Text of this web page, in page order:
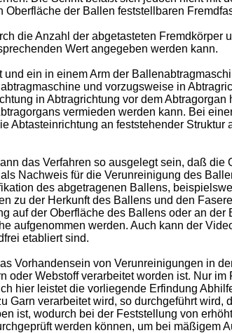
der Ballen feststellbaren
die Anzahl der abgetasteten Fremdkörper
Wert angegeben werden kann.
ein in einem Arm der
und vorzugsweise in
in Abtragrichtung vor dem
vermieden werden kann. Bei
an feststehender Struktur
das Verfahren so ausgelegt sein, daß die
Nachweis für die Verunreinigung des
des abgetragenen Ballens,
zu der Herkunft des Ballens und den
auf der Oberfläche des Ballens oder an der
aufgenommen werden. Auch kann der
etabliert sind.
Vorhandensein von Verunreini­gungen in
Webstoff verarbeitet worden ist. Nur
hier leistet die vorliegende Erfindung
verarbeitet wird, so durchgeführt wird,
ist, wodurch bei der Feststellung von
werden können, um bei mäßigem